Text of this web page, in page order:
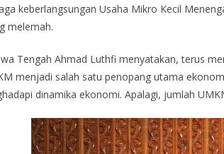
keberlangsungan Usaha Mikro Kecil
melemah.
Tengah Ahmad Luthfi menyatakan, terus
menjadi salah satu penopang utama
dinamika ekonomi. Apalagi, jumlah